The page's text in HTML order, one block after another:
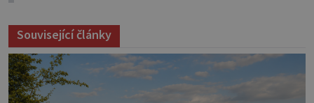
Související články